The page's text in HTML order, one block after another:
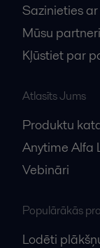
Sazinieties
Mūsu partneri
Kļūstiet par
Atlasīts Jums
Produktu
Anytime Alfa
Vebināri
Populārākās
Lodēti